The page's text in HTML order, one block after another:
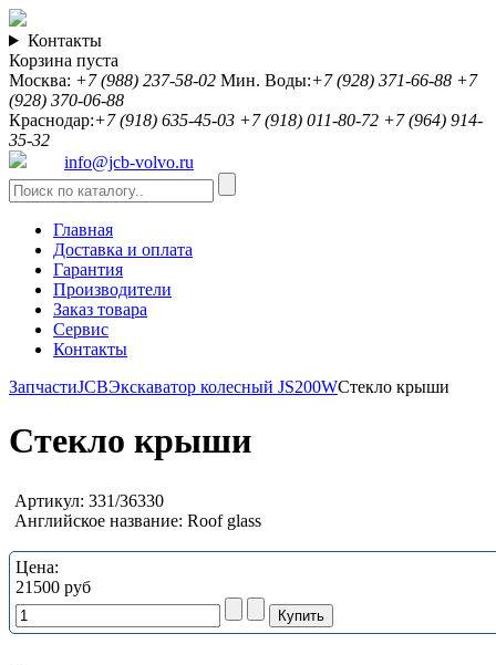
Контакты
Корзина пуста
Москва: +7 (988) 237-58-02 Мин. Воды:+7 (928) 371-66-88 +7
(928) 370-06-88
Краснодар:+7 (918) 635-45-03 +7 (918) 011-80-72 +7 (964) 914-
35-32
info@jcb-volvo.ru
Главная
Доставка и оплата
Гарантия
Производители
Заказ товара
Сервис
Контакты
ЗапчастиJCBЭкскаватор колесный JS200WСтекло крыши
Стекло крыши
Артикул: 331/36330
Английское название: Roof glass
Цена:
21500 руб